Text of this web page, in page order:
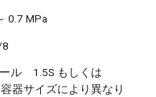
0.7 MPa
8
ル 1.5S もしくは
器サイズにより異なり